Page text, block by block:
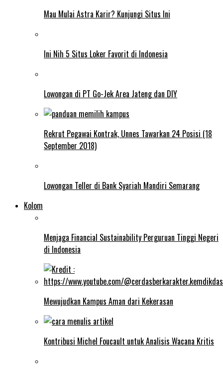
Mau Mulai Astra Karir? Kunjungi Situs Ini
Ini Nih 5 Situs Loker Favorit di Indonesia
Lowongan di PT Go-Jek Area Jateng dan DIY
Rekrut Pegawai Kontrak, Unnes Tawarkan 24 Posisi (18
September 2018)
Lowongan Teller di Bank Syariah Mandiri Semarang
Kolom
Menjaga Financial Sustainability Perguruan Tinggi Negeri
di Indonesia
Mewujudkan Kampus Aman dari Kekerasan
Kontribusi Michel Foucault untuk Analisis Wacana Kritis